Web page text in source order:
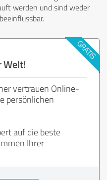
werden und sind weder
Welt!
vertrauen Online-
persönlichen
auf die beste
Ihrer